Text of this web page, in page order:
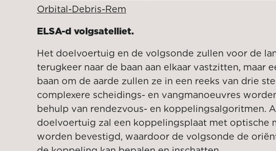
Orbital-Debris-Rem
ELSA-d volgsatelliet.
Het doelvoertuig en de volgsonde zullen voor de
terugkeer naar de baan aan elkaar vastzitten, maar
baan om de aarde zullen ze in een reeks van drie
complexere scheidings- en vangmanoeuvres
behulp van rendezvous- en koppelingsalgoritmen.
doelvoertuig zal een koppelingsplaat met optische
worden bevestigd, waardoor de volgsonde de